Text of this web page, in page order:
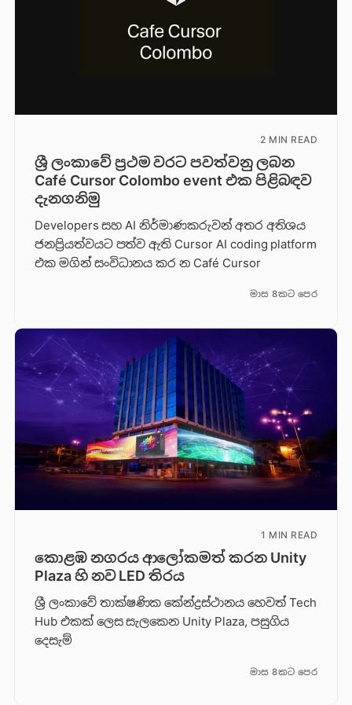
2 MIN READ
ශ්‍රී ලංකාවේ ප්‍රථම වරට පවත්වනු ලබන
Café Cursor Colombo event එක පිළිබඳව
දැනගනිමු
Developers සහ AI නිර්මාණකරුවන් අතර අතිශය
ජනප්‍රියත්වයට පත්ව ඇති Cursor AI coding platform
එක මගින් සංවිධානය කර න Café Cursor
මාස 8කට පෙර
1 MIN READ
කොළඹ නගරය ආලෝකමත් කරන Unity
Plaza හි නව LED තිරය
ශ්‍රී ලංකාවේ තාක්ෂණික කේන්ද්‍රස්ථානය හෙවත් Tech
Hub එකක් ලෙස සැලකෙන Unity Plaza, පසුගිය
දෙසැම්
මාස 8කට පෙර